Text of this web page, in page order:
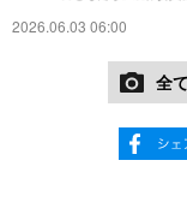
2026.06.03 06:00
全